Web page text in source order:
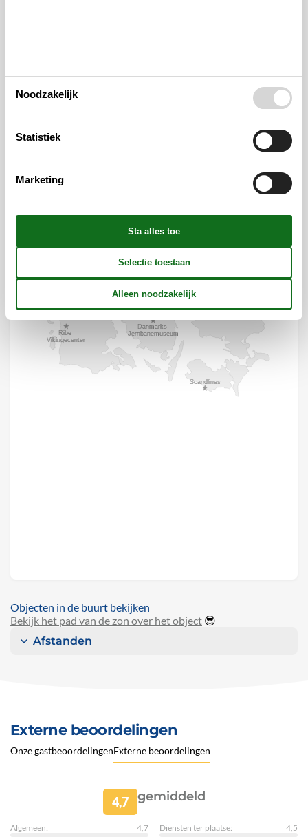
Objecten in de buurt bekijken
Bekijk het pad van de zon over het object 😎
Afstanden
Externe beoordelingen
Onze gastbeoordelingenExterne beoordelingen
4,7 gemiddeld
Algemeen: 4,7 Diensten ter plaatse:
4,5
Noodzakelijk
Statistiek
Marketing